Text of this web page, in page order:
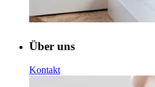
Über uns
Kontakt